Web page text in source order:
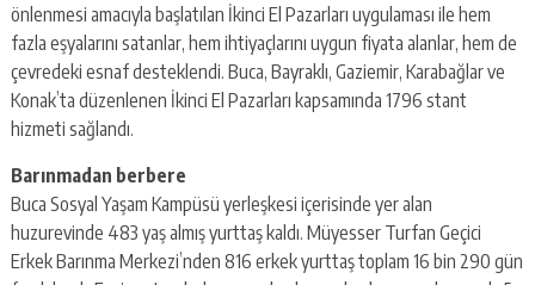
önlenmesi amacıyla başlatılan İkinci El Pazarları uygulaması ile hem
fazla eşyalarını satanlar, hem ihtiyaçlarını uygun fiyata alanlar, hem de
çevredeki esnaf desteklendi. Buca, Bayraklı, Gaziemir, Karabağlar ve
Konak’ta düzenlenen İkinci El Pazarları kapsamında 1796 stant
hizmeti sağlandı.
Barınmadan berbere
Buca Sosyal Yaşam Kampüsü yerleşkesi içerisinde yer alan
huzurevinde 483 yaş almış yurttaş kaldı. Müyesser Turfan Geçici
Erkek Barınma Merkezi’nden 816 erkek yurttaş toplam 16 bin 290 gün